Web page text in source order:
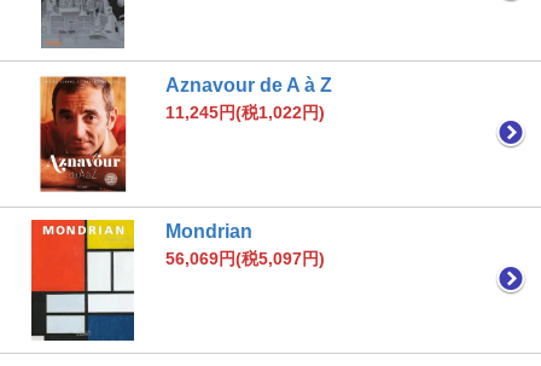
Aznavour de A à Z
11,245円(税1,022円)
Mondrian
56,069円(税5,097円)